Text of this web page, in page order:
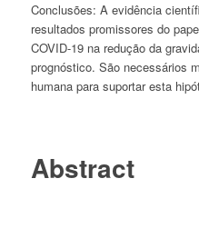
Conclusões: A evidência
resultados promissores do
COVID-19 na redução da
prognóstico. São necessários
humana para suportar esta
Abstract